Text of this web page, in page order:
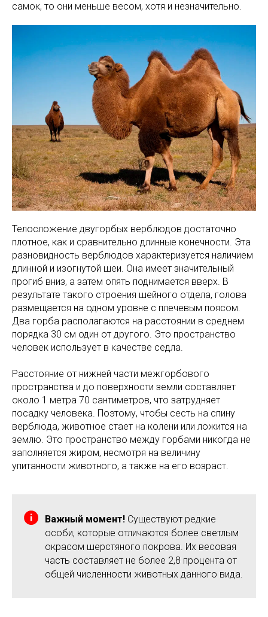
самок, то они меньше весом, хотя и незначительно.
Телосложение двугорбых верблюдов достаточно
плотное, как и сравнительно длинные конечности. Эта
разновидность верблюдов характеризуется наличием
длинной и изогнутой шеи. Она имеет значительный
прогиб вниз, а затем опять поднимается вверх. В
результате такого строения шейного отдела, голова
размещается на одном уровне с плечевым поясом.
Два горба располагаются на расстоянии в среднем
порядка 30 см один от другого. Это пространство
человек использует в качестве седла.
Расстояние от нижней части межгорбового
пространства и до поверхности земли составляет
около 1 метра 70 сантиметров, что затрудняет
посадку человека. Поэтому, чтобы сесть на спину
верблюда, животное стает на колени или ложится на
землю. Это пространство между горбами никогда не
заполняется жиром, несмотря на величину
упитанности животного, а также на его возраст.
Важный момент! Существуют редкие
особи, которые отличаются более светлым
окрасом шерстяного покрова. Их весовая
часть составляет не более 2,8 процента от
общей численности животных данного вида.